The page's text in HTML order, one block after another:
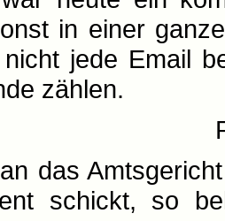
in einer
jede Email
zählen.
das
schickt, so